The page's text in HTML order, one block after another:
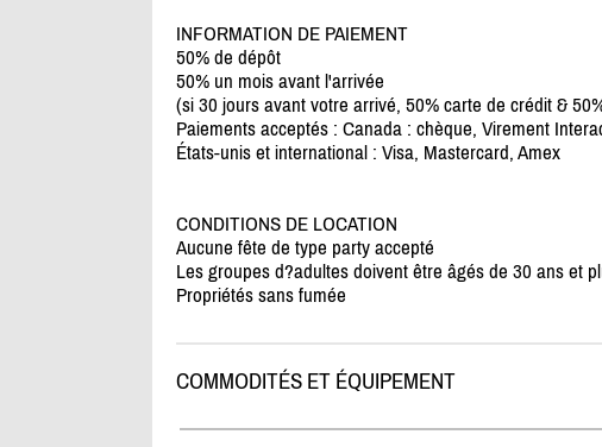
INFORMATION DE PAIEMENT
50% de dépôt
50% un mois avant l'arrivée
(si 30 jours avant votre arrivé, 50% carte de crédit &
Paiements acceptés : Canada : chèque, Virement
États-unis et international : Visa, Mastercard, Amex
CONDITIONS DE LOCATION
Aucune fête de type party accepté
Les groupes d?adultes doivent être âgés de 30 ans et
Propriétés sans fumée
COMMODITÉS ET ÉQUIPEMENT